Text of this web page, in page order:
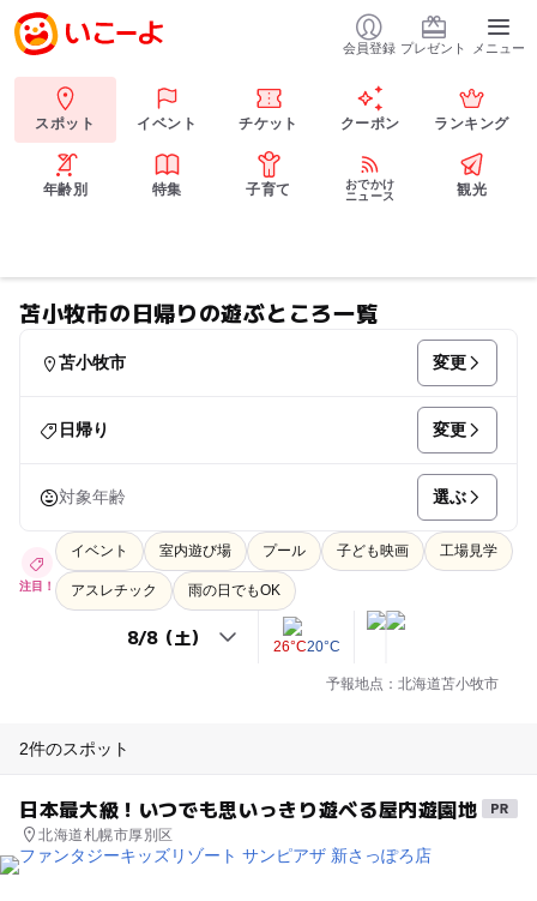
会員登録 プレゼント メニュー
スポット イベント チケット クーポン ランキング
年齢別 特集 子育て
おでかけ
ニュース
観光
苫小牧市の日帰りの遊ぶところ一覧
苫小牧市 変更
日帰り 変更
対象年齢 選ぶ
注目！
イベント 室内遊び場 プール 子ども映画 工場見学
アスレチック 雨の日でもOK
26°C20°C
予報地点：北海道苫小牧市
2件のスポット
日本最大級！いつでも思いっきり遊べる屋内遊園地
北海道札幌市厚別区